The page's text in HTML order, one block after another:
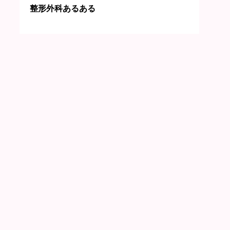
整形外科あるある